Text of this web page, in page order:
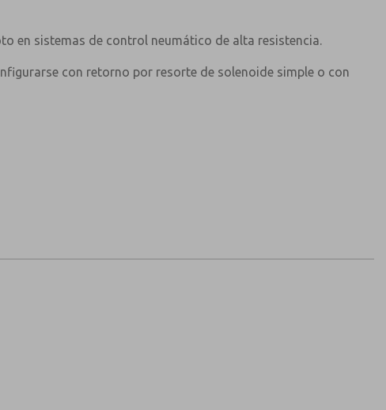
3 a 10 bar
3 a 10 bar
en sistemas de control neumático de alta resistencia.
con retorno por resorte de solenoide simple o con